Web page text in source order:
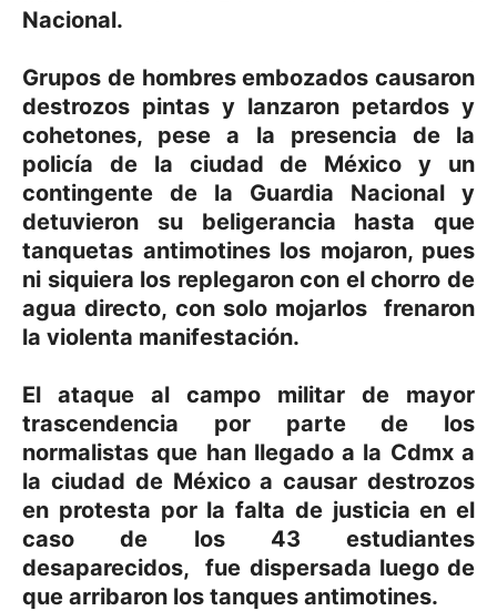
Nacional.
Grupos de hombres embozados causaron
destrozos pintas y lanzaron petardos y
cohetones, pese a la presencia de la
policía de la ciudad de México y un
contingente de la Guardia Nacional y
detuvieron su beligerancia hasta que
tanquetas antimotines los mojaron, pues
ni siquiera los replegaron con el chorro de
agua directo, con solo mojarlos frenaron
la violenta manifestación.
El ataque al campo militar de mayor
trascendencia por parte de los
normalistas que han llegado a la Cdmx a
la ciudad de México a causar destrozos
en protesta por la falta de justicia en el
caso de los 43 estudiantes
desaparecidos, fue dispersada luego de
que arribaron los tanques antimotines.